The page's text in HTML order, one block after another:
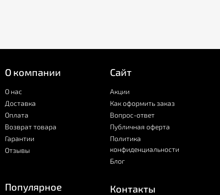
О компании
О нас
Доставка
Оплата
Возврат товара
Гарантии
Отзывы
Сайт
Акции
Как оформить заказ
Вопрос-ответ
Публичная оферта
Политика
конфиденциальности
Блог
Популярное Контакты